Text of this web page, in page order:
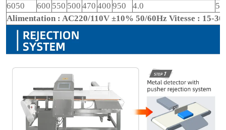
6050
600 550 500 470 400 950 4.0
5.0
Alimentation : AC220/110V ±10% 50/60Hz Vitesse : 15-30